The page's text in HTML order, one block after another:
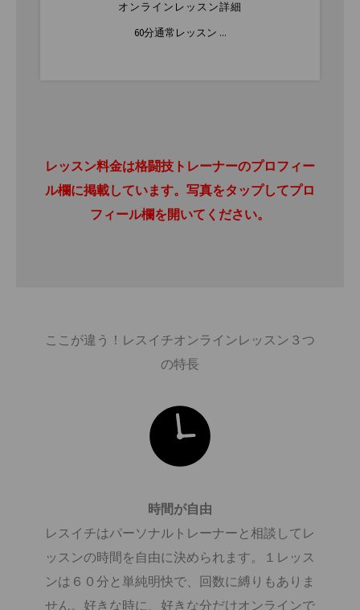
オンラインレッスン詳細
60分通常レッスン ...
レッスン料金は格闘技トレーナーのプロフィー
ル欄に掲載しています。写真をタップしてプロ
フィール欄を開いてください。
ここが違う！レスイチオンラインレッスン３つ
の特長
時間が自由​​​​
レスイチはパーソナルトレーナーと相談してレ
ッスンの時間を自由に決められます。１レッス
ンは６０分と単純明快で、回数に縛りもありま
せん。好きな時に、好きな分だけオンラインで